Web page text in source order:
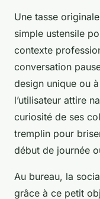
Une tasse
simple ustensile
contexte
conversation
design unique ou
l’utilisateur attire
curiosité de ses
tremplin pour
début de journée
Au bureau, la
grâce à ce petit